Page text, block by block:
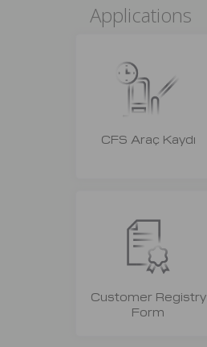
Applications
CFS Araç Kaydı
Customer Registry
Form